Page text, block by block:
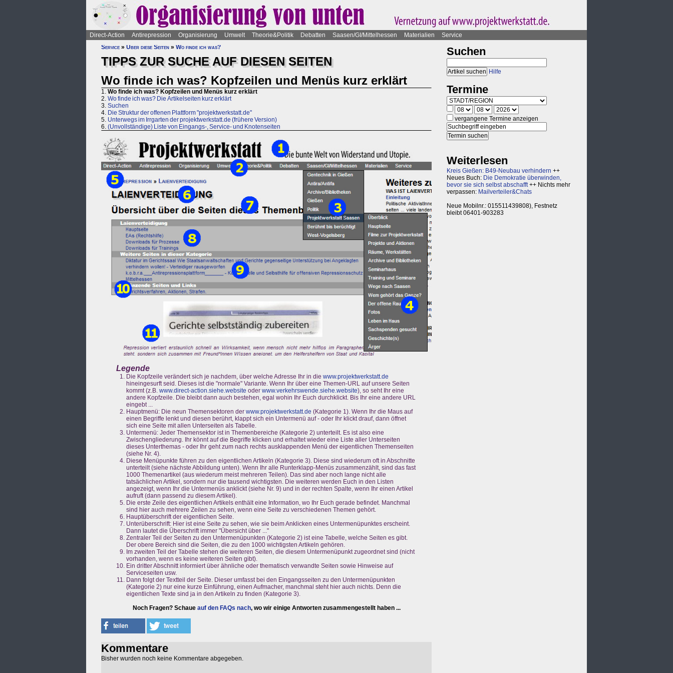
Direct-Action Antirepression Organisierung Umwelt Theorie&Politik Debatten Saasen/GI/Mittelhessen Materialien
Service
Service » Über diese Seiten » Wo finde ich was?
TIPPS ZUR SUCHE AUF DIESEN SEITEN
Wo finde ich was? Kopfzeilen und Menüs kurz erklärt
1. Wo finde ich was? Kopfzeilen und Menüs kurz erklärt
2. Wo finde ich was? Die Artikelseiten kurz erklärt
3. Suchen
4. Die Struktur der offenen Plattform "projektwerkstatt.de"
5. Unterwegs im Irrgarten der projektwerkstatt.de (frühere Version)
6. (Unvollständige) Liste von Eingangs-, Service- und Knotenseiten
Legende
Die Kopfzeile verändert sich je nachdem, über welche Adresse Ihr in die www.projektwerkstatt.de
hineingesurft seid. Dieses ist die "normale" Variante. Wenn Ihr über eine Themen-URL auf unsere Seiten
kommt (z.B. www.direct-action.siehe.website oder www.verkehrswende.siehe.website), so seht Ihr eine
andere Kopfzeile. Die bleibt dann auch bestehen, egal wohin Ihr Euch durchklickt. Bis Ihr eine andere URL
eingebt ...
Hauptmenü: Die neun Themensektoren der www.projektwerkstatt.de (Kategorie 1). Wenn Ihr die Maus auf
einen Begriffe lenkt und diesen berührt, klappt sich ein Untermenü auf - oder Ihr klickt drauf, dann öffnet
sich eine Seite mit allen Unterseiten als Tabelle.
Untermenü: Jeder Themensektor ist in Themenbereiche (Kategorie 2) unterteilt. Es ist also eine
Zwischengliederung. Ihr könnt auf die Begriffe klicken und erhaltet wieder eine Liste aller Unterseiten
dieses Unterthemas - oder Ihr geht zum nach rechts ausklappenden Menü der eigentlichen Themenseiten
(siehe Nr. 4).
Diese Menüpunkte führen zu den eigentlichen Artikeln (Kategorie 3). Diese sind wiederum oft in Abschnitte
unterteilt (siehe nächste Abbildung unten). Wenn Ihr alle Runterklapp-Menüs zusammenzählt, sind das fast
1000 Themenartikel (aus wiederum meist mehreren Teilen). Das sind aber noch lange nicht alle
tatsächlichen Artikel, sondern nur die tausend wichtigsten. Die weiteren werden Euch in den Listen
angezeigt, wenn Ihr die Untermenüs anklickt (siehe Nr. 9) und in der rechten Spalte, wenn Ihr einen Artikel
aufruft (dann passend zu diesem Artikel).
Die erste Zeile des eigentlichen Artikels enthält eine Information, wo Ihr Euch gerade befindet. Manchmal
sind hier auch mehrere Zeilen zu sehen, wenn eine Seite zu verschiedenen Themen gehört.
Hauptüberschrift der eigentlichen Seite.
Unterüberschrift: Hier ist eine Seite zu sehen, wie sie beim Anklicken eines Untermenüpunktes erscheint.
Dann lautet die Überschrift immer "Übersicht über ..."
Zentraler Teil der Seiten zu den Untermenüpunkten (Kategorie 2) ist eine Tabelle, welche Seiten es gibt.
Der obere Bereich sind die Seiten, die zu den 1000 wichtigsten Artikeln gehören.
Im zweiten Teil der Tabelle stehen die weiteren Seiten, die diesem Untermenüpunkt zugeordnet sind (nicht
vorhanden, wenn es keine weiteren Seiten gibt).
Ein dritter Abschnitt informiert über ähnliche oder thematisch verwandte Seiten sowie Hinweise auf
Serviceseiten usw.
Dann folgt der Textteil der Seite. Dieser umfasst bei den Eingangsseiten zu den Untermenüpunkten
(Kategorie 2) nur eine kurze Einführung, einen Aufmacher, manchmal steht hier auch nichts. Denn die
eigentlichen Texte sind ja in den Artikeln zu finden (Kategorie 3).
Noch Fragen? Schaue auf den FAQs nach, wo wir einige Antworten zusammengestellt haben ...
Kommentare
Bisher wurden noch keine Kommentare abgegeben.
Suchen
Hilfe
Termine
vergangene Termine anzeigen
Weiterlesen
Kreis Gießen: B49-Neubau verhindern ++
Neues Buch: Die Demokratie überwinden,
bevor sie sich selbst abschafft++ Nichts mehr
verpassen: Mailverteiler&Chats
Neue Mobilnr.: 015511439808), Festnetz
bleibt 06401-903283